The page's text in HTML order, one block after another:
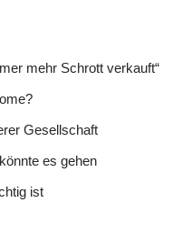
mehr Schrott verkauft“
Gesellschaft
es gehen
ist